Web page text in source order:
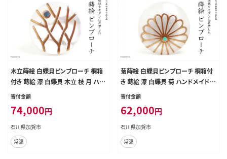
木立蒔絵 白蝶貝ピンブローチ 桐箱
付き 蒔絵 漆 白蝶貝 木立 枝 月 ハン
ドメイド ピンブローチ アクセサリー
復興 震災 コロナ 能登半島地震復興
支援 北陸新幹線 F6P-1696
寄付金額
74,000円
石川県加賀市
常温
菊蒔絵 白蝶貝ピンブローチ 桐箱付
き 蒔絵 漆 白蝶貝 菊 ハンドメイド
ピンブローチ アクセサリー ギフト 伝
災 コロナ 能登半島地震復興支援 北
陸新幹線 F6P-1695
寄付金額
62,000円
石川県加賀市
常温